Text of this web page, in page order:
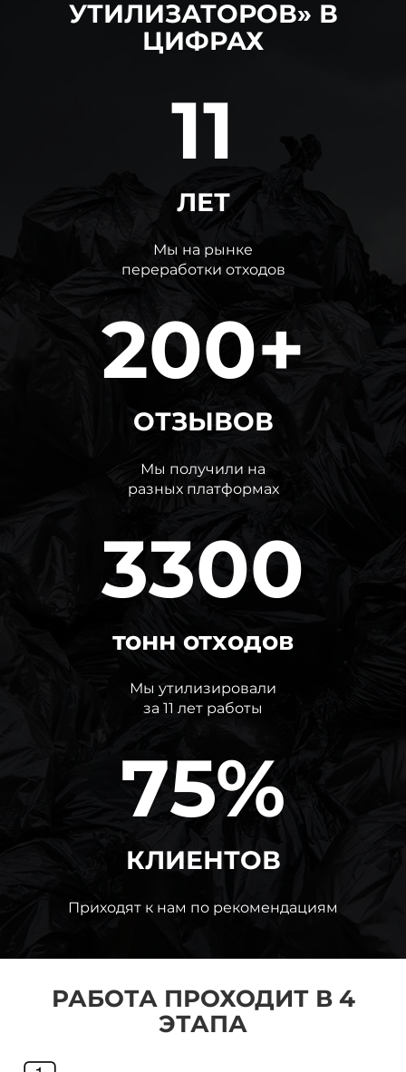
УТИЛИЗАТОРОВ» В
ЦИФРАХ
11
ЛЕТ
Мы на рынке
переработки отходов
200+
ОТЗЫВОВ
Мы получили на
разных платформах
3300
тонн отходов
Мы утилизировали
за 11 лет работы
75%
КЛИЕНТОВ
Приходят к нам по рекомендациям
РАБОТА ПРОХОДИТ В 4
ЭТАПА